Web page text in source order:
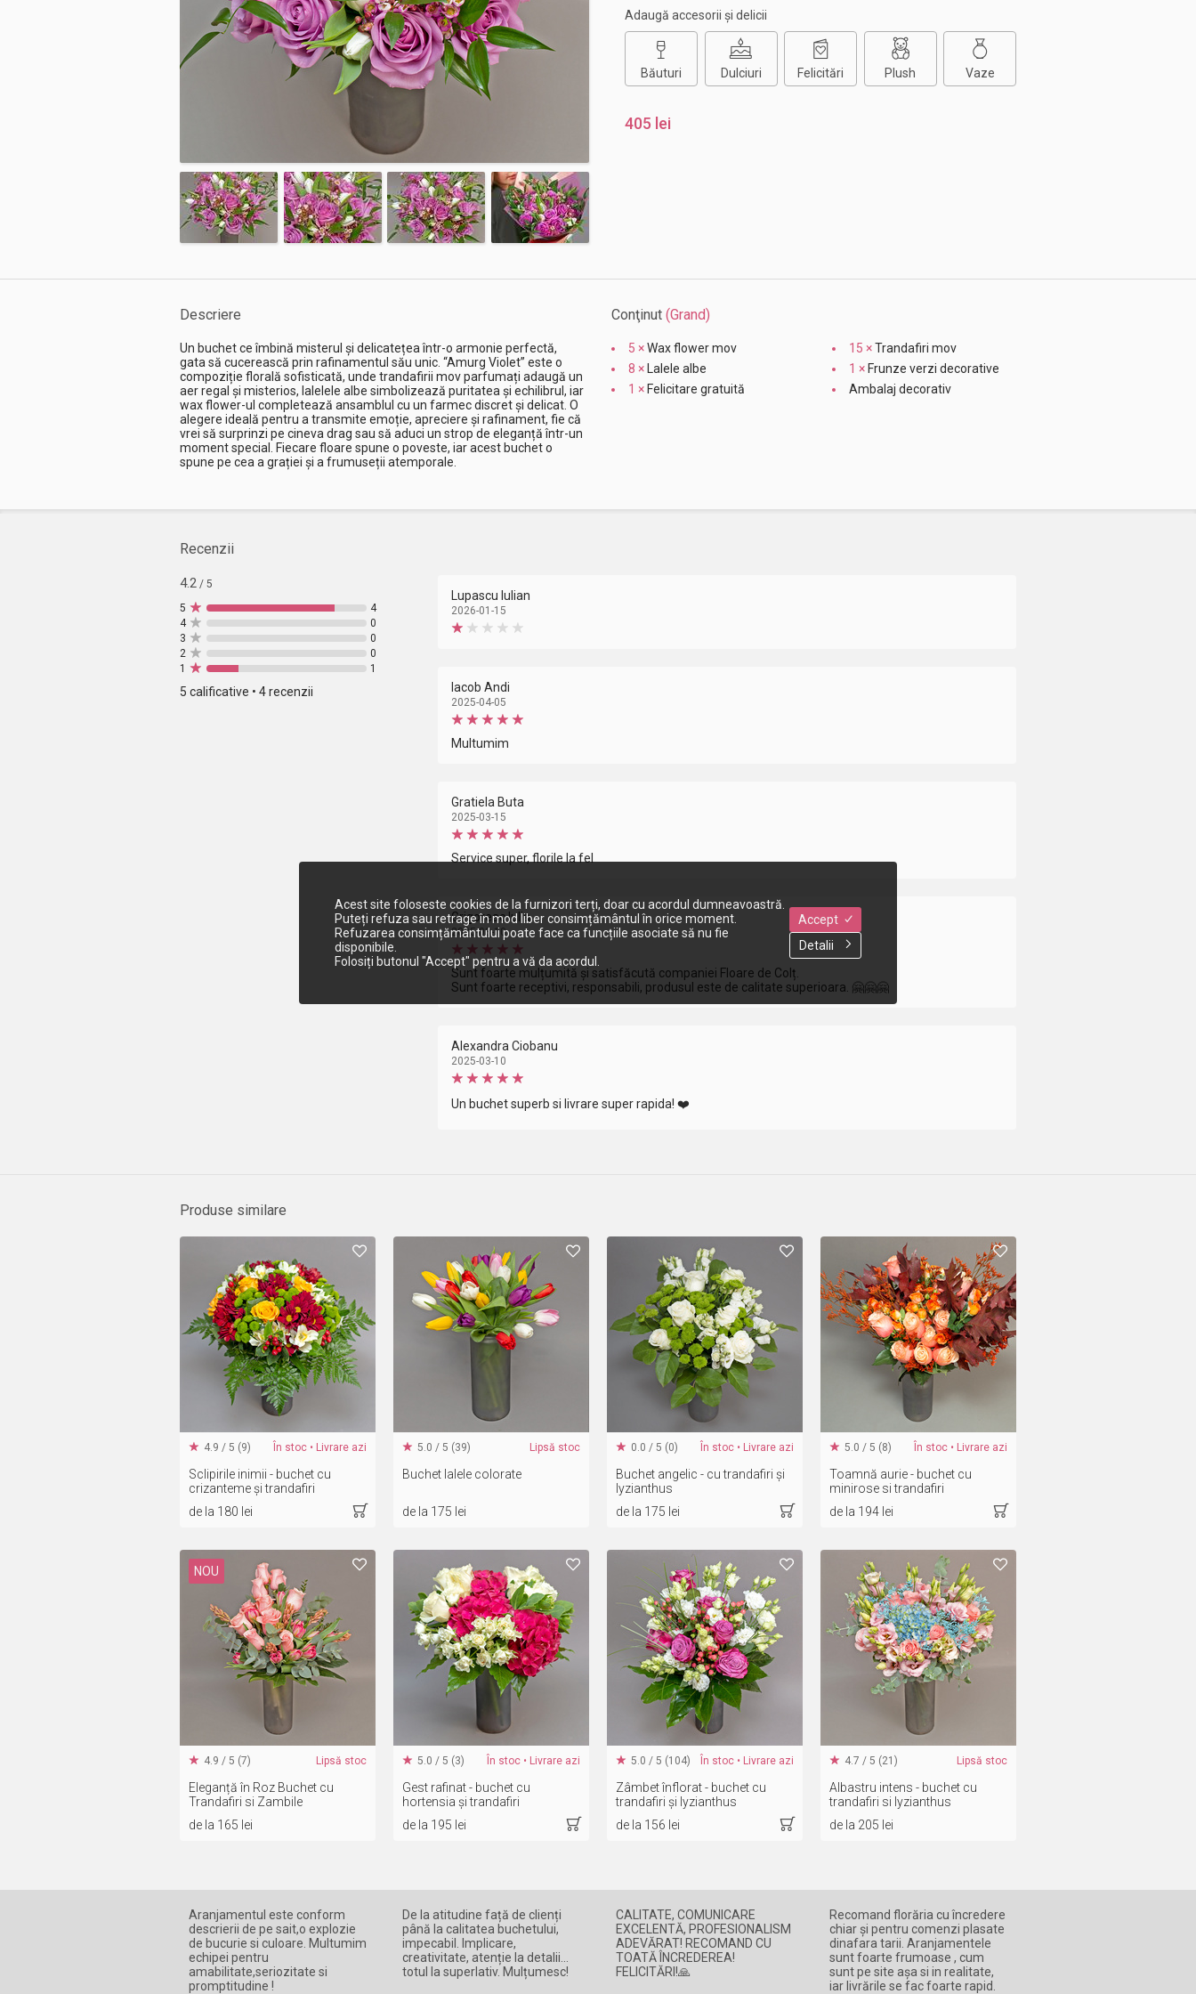
Adaugă accesorii și delicii
Băuturi Dulciuri Felicitări Plush Vaze
405 lei
Descriere
Un buchet ce îmbină misterul și delicatețea într-o armonie perfectă,
gata să cucerească prin rafinamentul său unic. “Amurg Violet” este o
compoziție florală sofisticată, unde trandafirii mov parfumați adaugă un
aer regal și misterios, lalelele albe simbolizează puritatea și echilibrul, iar
wax flower-ul completează ansamblul cu un farmec discret și delicat. O
alegere ideală pentru a transmite emoție, apreciere și rafinament, fie că
vrei să surprinzi pe cineva drag sau să aduci un strop de eleganță într-un
moment special. Fiecare floare spune o poveste, iar acest buchet o
spune pe cea a grației și a frumuseții atemporale.
Conţinut (Grand)
5 ×Wax flower mov 15 ×Trandafiri mov
8 × Lalele albe 1 × Frunze verzi decorative
1 × Felicitare gratuită Ambalaj decorativ
Recenzii
4.2 / 5
5
4
4
0
3
0
2
0
1
1
5 calificative • 4 recenzii
Lupascu Iulian
2026-01-15
Iacob Andi
2025-04-05
Multumim
Gratiela Buta
2025-03-15
Service super, florile la fel
Grigoreac Iulia
2025-03-10
Sunt foarte mulțumită și satisfăcută companiei Floare de Colț.
Sunt foarte receptivi, responsabili, produsul este de calitate superioara. 🤗🤗🤗
Alexandra Ciobanu
2025-03-10
Un buchet superb si livrare super rapida! ❤️
Produse similare
4.9 / 5 (9) În stoc • Livrare azi
Sclipirile inimii - buchet cu
crizanteme și trandafiri
de la 180 lei
5.0 / 5 (39) Lipsă stoc
Buchet lalele colorate
de la 175 lei
0.0 / 5 (0) În stoc • Livrare azi
Buchet angelic - cu trandafiri și
lyzianthus
de la 175 lei
5.0 / 5 (8) În stoc • Livrare azi
Toamnă aurie - buchet cu
minirose si trandafiri
de la 194 lei
4.9 / 5 (7) Lipsă stoc
Eleganță în Roz Buchet cu
Trandafiri si Zambile
de la 165 lei
NOU
5.0 / 5 (3) În stoc • Livrare azi
Gest rafinat - buchet cu
hortensia și trandafiri
de la 195 lei
5.0 / 5 (104) În stoc • Livrare azi
Zâmbet înflorat - buchet cu
trandafiri și lyzianthus
de la 156 lei
4.7 / 5 (21) Lipsă stoc
Albastru intens - buchet cu
trandafiri si lyzianthus
de la 205 lei
Aranjamentul este conform
descrierii de pe sait,o explozie
de bucurie si culoare. Multumim
echipei pentru
amabilitate,seriozitate si
promptitudine !
De la atitudine față de clienți
până la calitatea buchetului,
impecabil. Implicare,
creativitate, atenție la detalii...
totul la superlativ. Mulțumesc!
CALITATE, COMUNICARE
EXCELENTĂ, PROFESIONALISM
ADEVĂRAT! RECOMAND CU
TOATĂ ÎNCREDEREA!
FELICITĂRI!🙏
Recomand florăria cu încredere
chiar și pentru comenzi plasate
dinafara tarii. Aranjamentele
sunt foarte frumoase , cum
sunt pe site așa si in realitate,
iar livrările se fac foarte rapid.
Acest site foloseste cookies de la furnizori terți, doar cu acordul dumneavoastră.
Puteți refuza sau retrage în mod liber consimțământul în orice moment.
Refuzarea consimțământului poate face ca funcțiile asociate să nu fie
disponibile.
Folosiți butonul "Accept" pentru a vă da acordul.
Accept
Detalii